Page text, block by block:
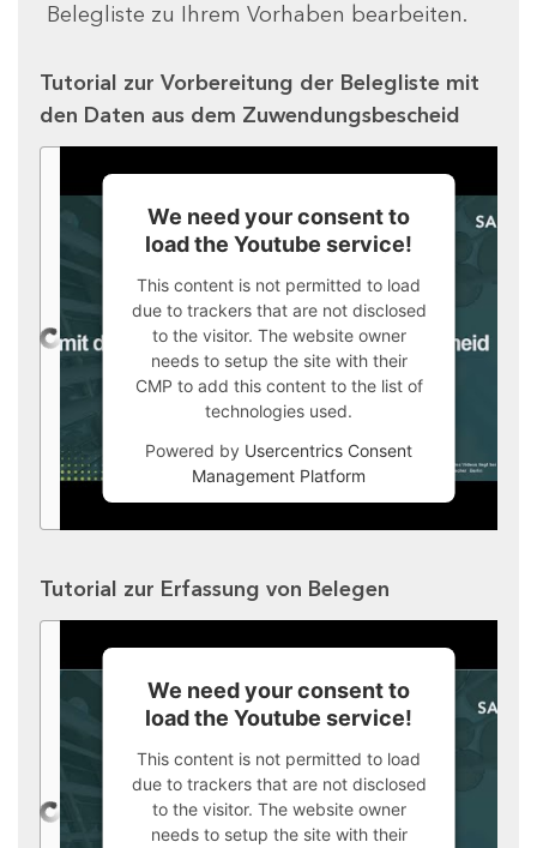
Belegliste zu Ihrem Vorhaben bearbeiten.
Tutorial zur Vorbereitung der Belegliste mit
den Daten aus dem Zuwendungsbescheid
We need your consent to
load the Youtube service!
This content is not permitted to load
due to trackers that are not disclosed
to the visitor. The website owner
needs to setup the site with their
CMP to add this content to the list of
technologies used.
Powered by Usercentrics Consent
Management Platform
Tutorial zur Erfassung von Belegen
We need your consent to
load the Youtube service!
This content is not permitted to load
due to trackers that are not disclosed
to the visitor. The website owner
needs to setup the site with their